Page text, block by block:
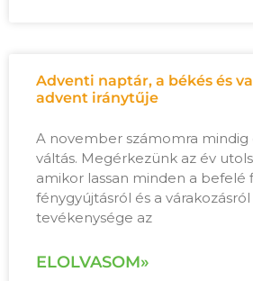
Adventi naptár, a békés és
advent iránytűje
A november számomra
váltás. Megérkezünk az év
amikor lassan minden a befelé
fénygyújtásról és a
tevékenysége az
ELOLVASOM»